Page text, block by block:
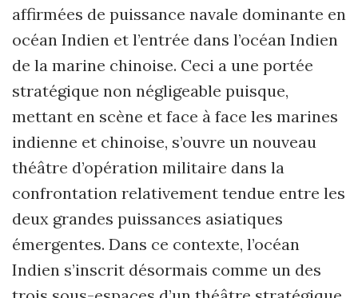
affirmées de puissance navale dominante en
océan Indien et l’entrée dans l’océan Indien
de la marine chinoise. Ceci a une portée
stratégique non négligeable puisque,
mettant en scène et face à face les marines
indienne et chinoise, s’ouvre un nouveau
théâtre d’opération militaire dans la
confrontation relativement tendue entre les
deux grandes puissances asiatiques
émergentes. Dans ce contexte, l’océan
Indien s’inscrit désormais comme un des